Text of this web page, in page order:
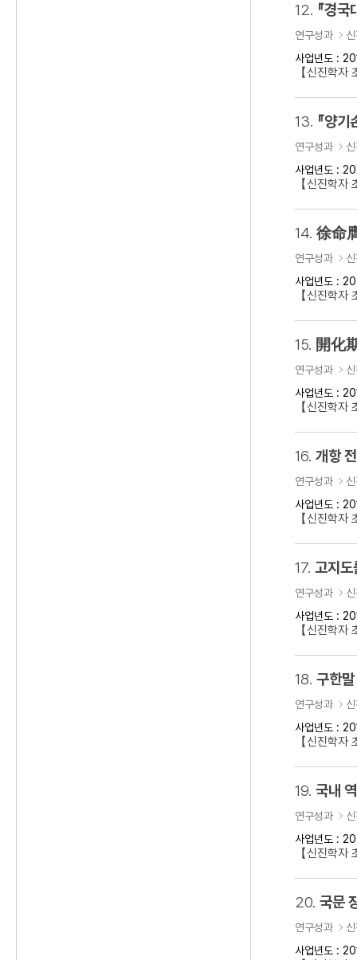
12. 『경국
연구성과
사업년도 :
【신진학
13. 『양
연구성과
사업년도 :
【신진학
14.
연구성과
사업년도 :
【신진학
15. 開化
연구성과
사업년도 :
【신진학
16. 개항
연구성과
사업년도 :
【신진학
17. 고지도
연구성과
사업년도 :
【신진학
18. 구한
연구성과
사업년도 :
【신진학
19. 국내
연구성과
사업년도 :
【신진학
20. 국문
연구성과
사업년도 :